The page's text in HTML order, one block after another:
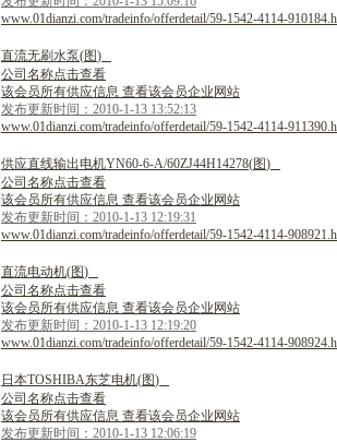
www.01dianzi.com/tradeinfo/offerdetail/59-1542-4114-
直流无刷水泵(图)
公司名称点击查看
该会员所有供应信息 查看该会员企业网站
发布更新时间：2010-1-13 13:52:13
www.01dianzi.com/tradeinfo/offerdetail/59-1542-4114-
供应直线输出 电机YN60-6-A/60ZJ44H14278(图)
公司名称点击查看
该会员所有供应信息 查看该会员企业网站
发布更新时间：2010-1-13 12:19:31
www.01dianzi.com/tradeinfo/offerdetail/59-1542-4114-
直流电动机(图)
公司名称点击查看
该会员所有供应信息 查看该会员企业网站
发布更新时间：2010-1-13 12:19:20
www.01dianzi.com/tradeinfo/offerdetail/59-1542-4114-
日 本TOSHIBA东芝电机(图)
公司名称点击查看
该会员所有供应信息 查看该会员企业网站
发布更新时间：2010-1-13 12:06:19